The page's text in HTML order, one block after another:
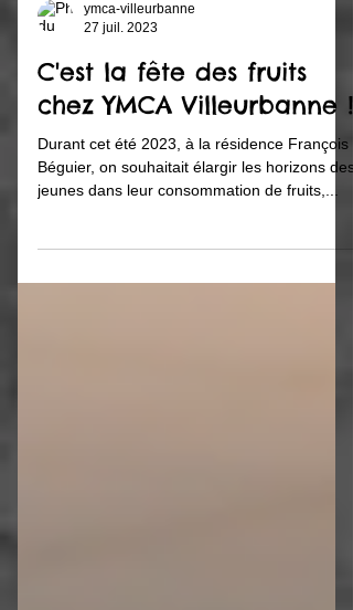
27 juil. 2023
C'est la fête des fruits
chez YMCA Villeurbanne !
Durant cet été 2023, à la résidence François
Béguier, on souhaitait élargir les horizons des